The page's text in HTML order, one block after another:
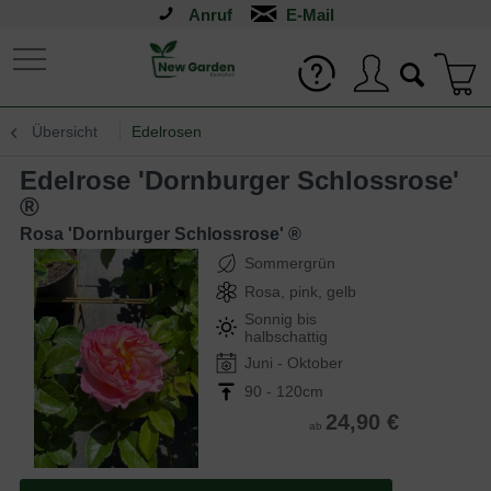
Anruf
Übersicht Edelrosen
Edelrose 'Dornburger Schlossrose'
®
Rosa 'Dornburger Schlossrose' ®
Sommergrün
Rosa, pink, gelb
Sonnig bis
halbschattig
Juni - Oktober
90 - 120cm
ab 24,90 €